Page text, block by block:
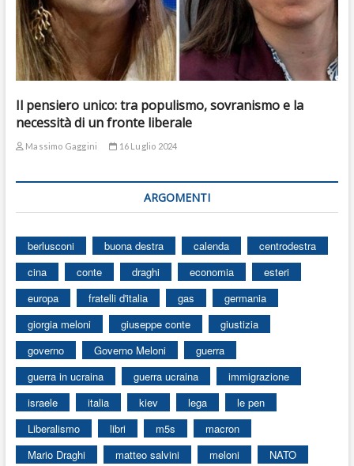
Il pensiero unico: tra populismo, sovranismo e la
necessità di un fronte liberale
Massimo Gaggini 16 Luglio 2024
ARGOMENTI
berlusconi buona destra calenda
centrodestra
cina
conte draghi economia
esteri
europa
fratelli d'italia gas
germania
giorgia meloni
giuseppe conte
giustizia
governo
Governo Meloni
guerra
guerra in ucraina
guerra ucraina
immigrazione
israele
italia kiev lega
le pen
Liberalismo
libri m5s
macron
Mario Draghi
matteo salvini meloni
NATO